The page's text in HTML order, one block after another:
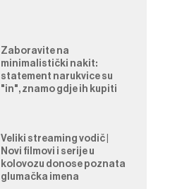
Zaboravite na
minimalistički nakit:
statement narukvice su
"in", znamo gdje ih kupiti
Veliki streaming vodič |
Novi filmovi i serije u
kolovozu donose poznata
glumačka imena